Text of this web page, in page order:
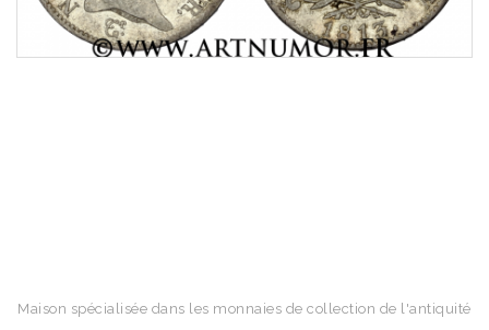
Maison spécialisée dans les monnaies de collection de l'antiquité